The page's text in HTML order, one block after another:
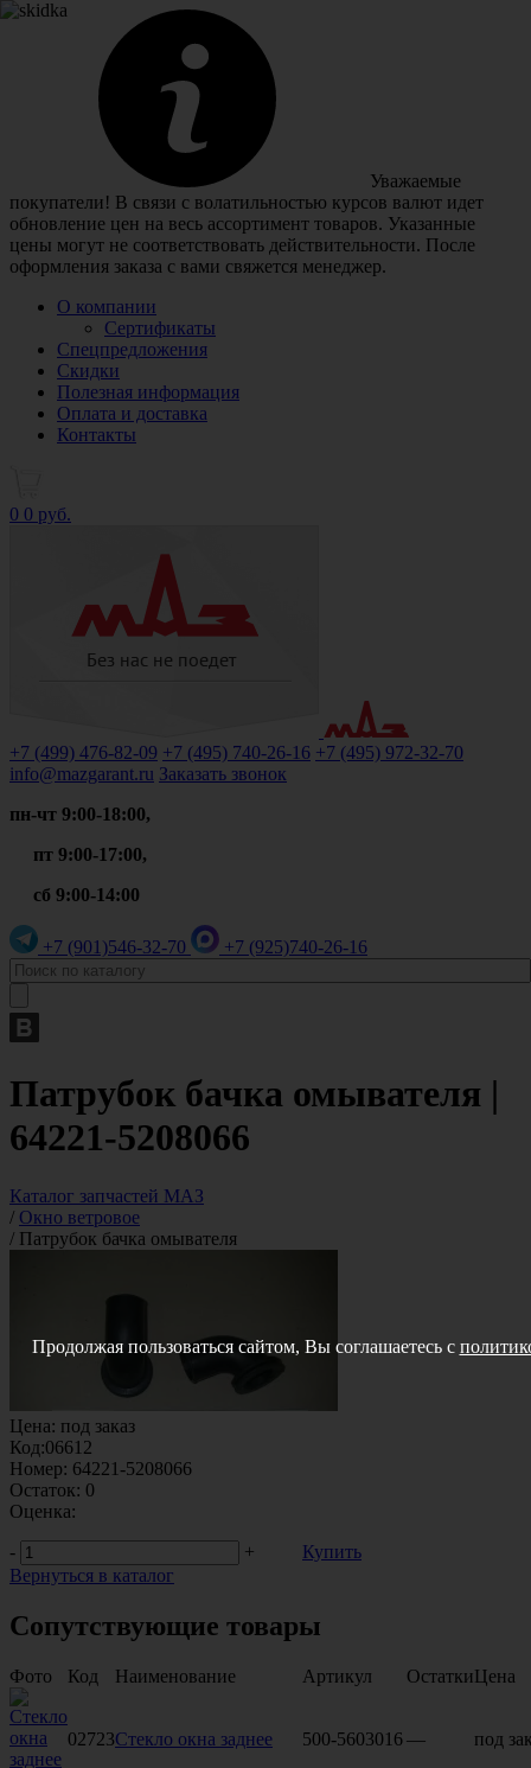
Уважаемые
покупатели! В связи с волатильностью курсов валют идет
обновление цен на весь ассортимент товаров. Указанные
цены могут не соответствовать действительности. После
оформления заказа с вами свяжется менеджер.
О компании
Сертификаты
Спецпредложения
Скидки
Полезная информация
Оплата и доставка
Контакты
0 0 руб.
+7 (499) 476-82-09 +7 (495) 740-26-16 +7 (495) 972-32-70
info@mazgarant.ru Заказать звонок
пн-чт 9:00-18:00,
пт 9:00-17:00,
сб 9:00-14:00
+7 (901)546-32-70 +7 (925)740-26-16
Патрубок бачка омывателя |
64221-5208066
Каталог запчастей МАЗ
/ Окно ветровое
/ Патрубок бачка омывателя
Цена: под заказ
Код:06612
Номер: 64221-5208066
Остаток: 0
Оценка:
-
+
Купить
Вернуться в каталог
Сопутствующие товары
Фото Код Наименование Артикул ОстаткиЦена
02723Стекло окна заднее 500-5603016— под
Продолжая пользоваться сайтом, Вы соглашаетесь с